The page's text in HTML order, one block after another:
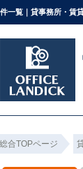
一覧｜貸事務所・賃
総合TOPページ